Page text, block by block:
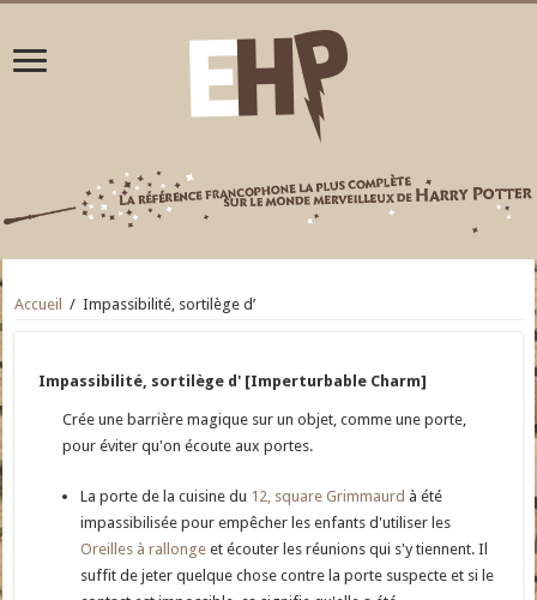
Accueil / Impassibilité, sortilège d’
Impassibilité, sortilège d' [Imperturbable Charm]
Crée une barrière magique sur un objet, comme une porte,
pour éviter qu'on écoute aux portes.
La porte de la cuisine du 12, square Grimmaurd à été
impassibilisée pour empêcher les enfants d'utiliser les
Oreilles à rallonge et écouter les réunions qui s'y tiennent. Il
suffit de jeter quelque chose contre la porte suspecte et si le